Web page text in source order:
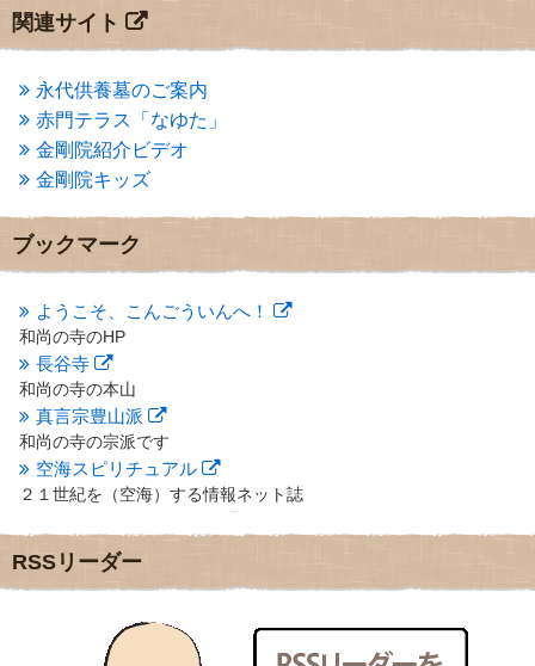
2013年8月
(7)
2013年7月
(7)
2013年5月(13)
2013年4月(1)
2013年3月 (4)
2013年2月(6)
2013年1月(6)
2012年12月(7)
2012年11月(7)
2012年10月
2012年8月
(9)
2012年7月(10)
2012年6月
2012年5月(16)
2012年4月 (16)
2012年3月(17)
2012年2月(20)
2012年1月(25)
2011年11月(28)
2011年10月(31)
2011年9月(24)
2011年7月(18)
関連サイト
永代供養墓のご案内
赤門テラス「なゆた」
金剛院紹介ビデオ
金剛院キッズ
ブックマーク
ようこそ、こんごういんへ！
和尚の寺のHP
長谷寺
和尚の寺の本山
真言宗豊山派
和尚の寺の宗派です
空海スピリチュアル
２１世紀を（空海）する情報ネット誌
地域のライターさんです
小豆島 圓満寺
新聞屋の道具箱
新聞社で使われる用語の解説など
RSSリーダー